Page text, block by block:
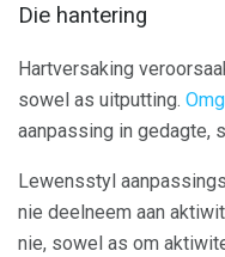
Die hantering
Hartversaking
sowel as uitputting.
aanpassing in gedagte,
Lewensstyl
nie deelneem aan
nie, sowel as om